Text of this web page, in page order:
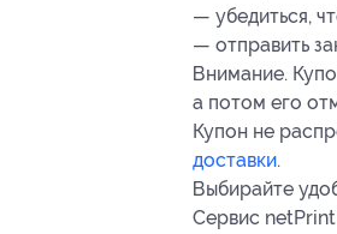
— убедиться,
— отправить
Внимание.
а потом его
Купон не
доставки.
Выбирайте
Сервис netPrint